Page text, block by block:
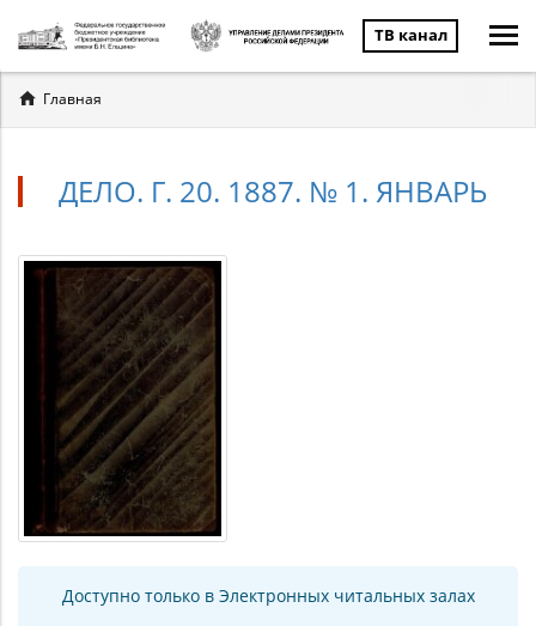
ТВ канал
Вы
здесь
Главная
ДЕЛО. Г. 20. 1887. № 1. ЯНВАРЬ
Доступно только в Электронных читальных залах